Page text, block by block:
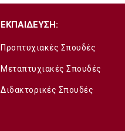
ΕΚΠΑΙΔΕΥΣΗ:
Προπτυχιακές Σπουδές
Μεταπτυχιακές Σπουδές
Διδακτορικές Σπουδές